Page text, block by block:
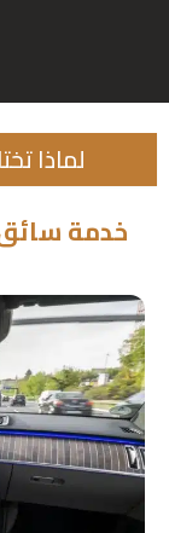
لماذا
خدمة سائق